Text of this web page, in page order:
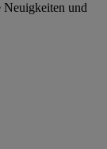
und